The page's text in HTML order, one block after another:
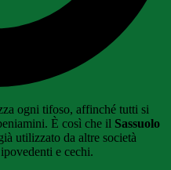
ogni tifoso, affinché tutti si
È così che il Sassuolo
utilizzato da altre società
e cechi.